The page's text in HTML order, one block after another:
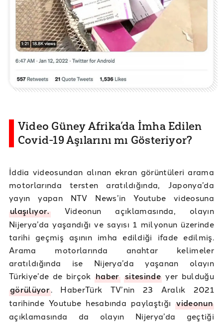
Video Güney Afrika’da İmha Edilen
Covid-19 Aşılarını mı Gösteriyor?
İddia videosundan alınan ekran görüntüleri arama
motorlarında tersten aratıldığında, Japonya’da
yayın yapan NTV News’in Youtube videosuna
ulaşılıyor.Videonun açıklamasında, olayın
Nijerya’da yaşandığı ve sayısı 1 milyonun üzerinde
tarihi geçmiş aşının imha edildiği ifade edilmiş.
Arama motorlarında anahtar kelimeler
aratıldığında ise Nijerya’da yaşanan olayın
Türkiye’de de birçokhaber sitesindeyer bulduğu
görülüyor. HaberTürk TV’nin 23 Aralık 2021
tarihinde Youtube hesabında paylaştığıvideonun
açıklamasında da olayın Nijerya’da geçtiği